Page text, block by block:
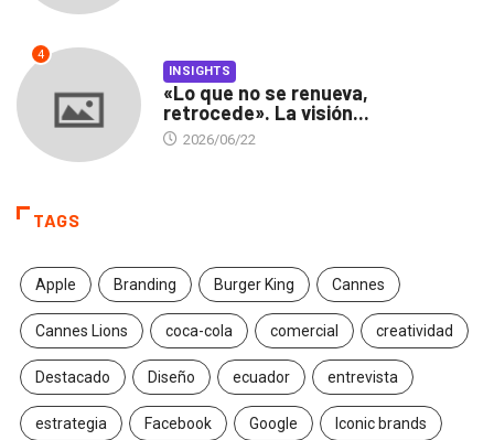
4
INSIGHTS
«Lo que no se renueva,
retrocede». La visión...
2026/06/22
TAGS
Apple Branding Burger King Cannes
Cannes Lions coca-cola comercial creatividad
Destacado Diseño ecuador entrevista
estrategia Facebook Google Iconic brands